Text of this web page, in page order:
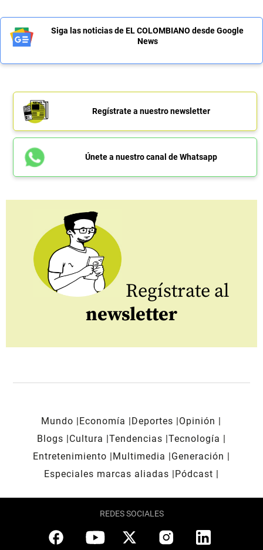
Siga las noticias de EL COLOMBIANO desde Google
News
Regístrate a nuestro newsletter
Únete a nuestro canal de Whatsapp
Regístrate al
newsletter
Mundo Economía Deportes
Opinión
Blogs
Cultura Tendencias Tecnología
Entretenimiento
Multimedia
Generación
Especiales marcas aliadas
Pódcast
REDES SOCIALES